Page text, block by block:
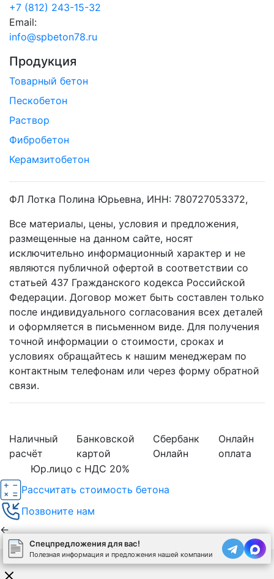
+7 (812) 243-15-32
Email:
info@spbeton78.ru
Продукция
Товарный бетон
Пескобетон
Раствор
Фибробетон
Керамзитобетон
ФЛ Лотка Полина Юрьевна, ИНН: 780727053372,
Все материалы, цены, условия и предложения,
размещенные на данном сайте, носят
исключительно информационный характер и не
являются публичной офертой в соответствии со
статьей 437 Гражданского кодекса Российской
Федерации. Договор может быть составлен только
после индивидуального согласования всех деталей
и оформляется в письменном виде. Для получения
точной информации о стоимости, сроках и
условиях обращайтесь к нашим менеджерам по
контактным телефонам или через форму обратной
связи.
Наличный
расчёт
Банковской
картой
Сбербанк
Онлайн
Онлайн
оплата
Юр.лицо с НДС 20%
Спецпредложения для вас!
Полезная информация и предложения нашей компании
Рассчитать стоимость бетона
Позвоните нам
←
Используя сайт, вы соглашаетесь на обработку cookies